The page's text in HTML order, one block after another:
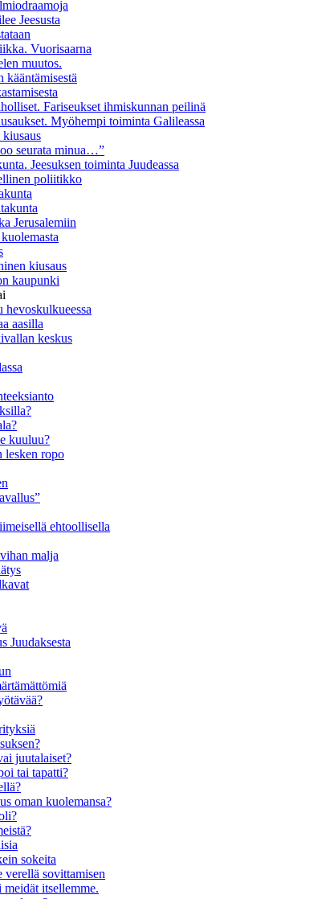
Jeesusta
Vuorisaarna
muutos.
kääntämisestä
Fariseukset ihmiskunnan peilinä
Myöhempi toiminta Galileassa
kiusaus
seurata minua…”
Jeesuksen toiminta Juudeassa
poliitikko
Jerusalemiin
kiusaus
kaupunki
hevoskulkueessa
aasilla
keskus
kuuluu?
lesken ropo
ehtoollisella
malja
Juudaksesta
juutalaiset?
tai tapatti?
oman kuolemansa?
sokeita
verellä sovittamisen
meidät itsellemme.